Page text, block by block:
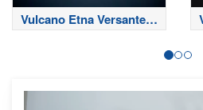
Vulcano Etna Versante
Nord